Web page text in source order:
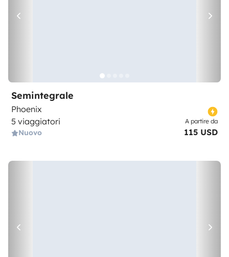
Semintegrale
Phoenix
5 viaggiatori
Nuovo
A partire da
115 USD